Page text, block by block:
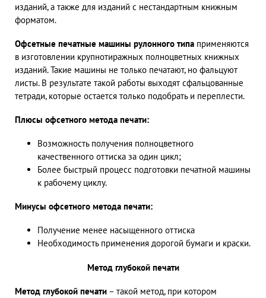
изданий, а также для изданий с нестандартным книжным
форматом.
Офсетные печатные машины рулонного типа применяются
в изготовлении крупнотиражных полноцветных книжных
изданий. Такие машины не только печатают, но фальцуют
листы. В результате такой работы выходят сфальцованные
тетради, которые остается только подобрать и переплести.
Плюсы офсетного метода печати:
Возможность получения полноцветного
качественного оттиска за один цикл;
Более быстрый процесс подготовки печатной машины
к рабочему циклу.
Минусы офсетного метода печати:
Получение менее насыщенного оттиска
Необходимость применения дорогой бумаги и краски.
Метод глубокой печати
Метод глубокой печати – такой метод, при котором